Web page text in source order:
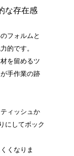
な存在感
フォルムと
的です。
を留めるツ
手作業の跡
ィッシュか
にしてボック
くなりま